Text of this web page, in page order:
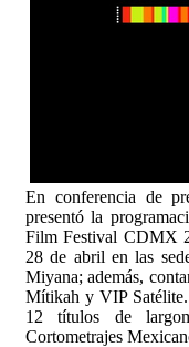
En conferencia de
presentó la
Film Festival CDMX
28 de abril en las
Miyana; además,
Mítikah y VIP
12 títulos de
Cortometrajes